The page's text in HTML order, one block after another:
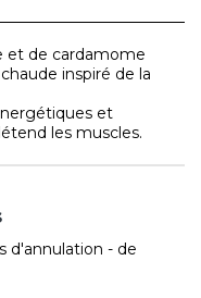
et de cardamome
inspiré de la
et
les muscles.
d'annulation - de